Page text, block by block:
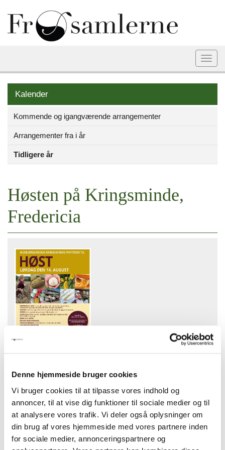
Denne hjemmeside bruger cookies
Vi bruger cookies til at tilpasse vores indhold og
annoncer, til at vise dig funktioner til sociale medier og til
at analysere vores trafik. Vi deler også oplysninger om
din brug af vores hjemmeside med vores partnere inden
for sociale medier, annonceringspartnere og
Kalender
Kommende og igangværende arrangementer
Arrangementer fra i år
Tidligere år
Høsten på Kringsminde,
Fredericia
Lørdag 14. august 2021, kl. 11-16
Adresse:
Kringsmindevej 9, Egeskov
7000 Fredericia
Oversigt